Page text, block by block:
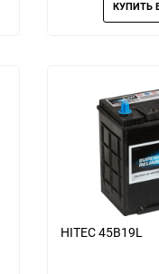
HITEC 45B19L